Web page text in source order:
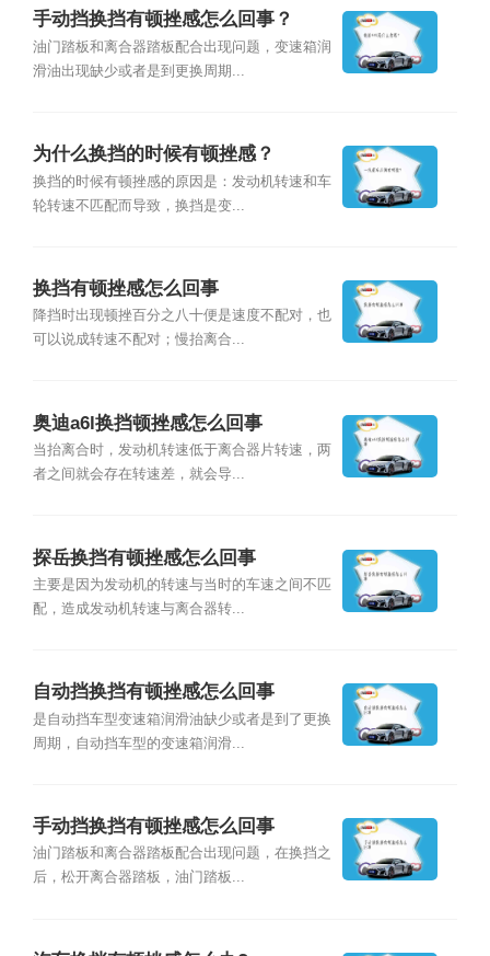
手动挡换挡有顿挫感怎么回事？
油门踏板和离合器踏板配合出现问题，变速箱润
滑油出现缺少或者是到更换周期...
为什么换挡的时候有顿挫感？
换挡的时候有顿挫感的原因是：发动机转速和车
轮转速不匹配而导致，换挡是变...
换挡有顿挫感怎么回事
降挡时出现顿挫百分之八十便是速度不配对，也
可以说成转速不配对；慢抬离合...
奥迪a6l换挡顿挫感怎么回事
当抬离合时，发动机转速低于离合器片转速，两
者之间就会存在转速差，就会导...
探岳换挡有顿挫感怎么回事
主要是因为发动机的转速与当时的车速之间不匹
配，造成发动机转速与离合器转...
自动挡换挡有顿挫感怎么回事
是自动挡车型变速箱润滑油缺少或者是到了更换
周期，自动挡车型的变速箱润滑...
手动挡换挡有顿挫感怎么回事
油门踏板和离合器踏板配合出现问题，在换挡之
后，松开离合器踏板，油门踏板...